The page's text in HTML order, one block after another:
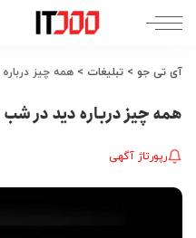
آی تی جو > تبلیغات > همه چیز
همه چیز درباره دید در
رپورتاژ آگهی